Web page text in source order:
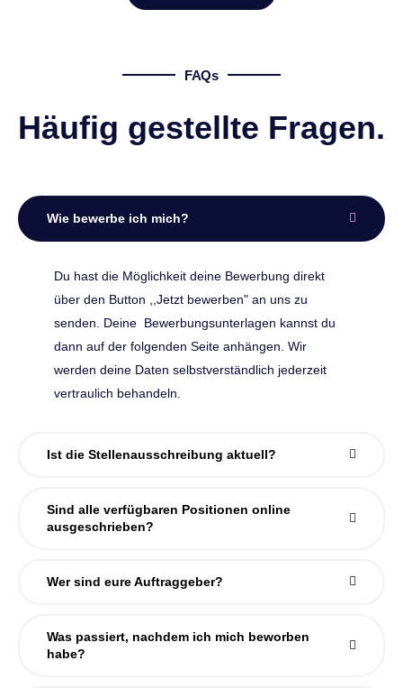
FAQs
Häufig gestellte Fragen.
Wie bewerbe ich mich?
Du hast die Möglichkeit deine Bewerbung direkt
über den Button ,,Jetzt bewerben" an uns zu
senden. Deine Bewerbungsunterlagen kannst du
dann auf der folgenden Seite anhängen. Wir
werden deine Daten selbstverständlich jederzeit
vertraulich behandeln.
Ist die Stellenausschreibung aktuell?
Sind alle verfügbaren Positionen online
ausgeschrieben?
Wer sind eure Auftraggeber?
Was passiert, nachdem ich mich beworben
habe?